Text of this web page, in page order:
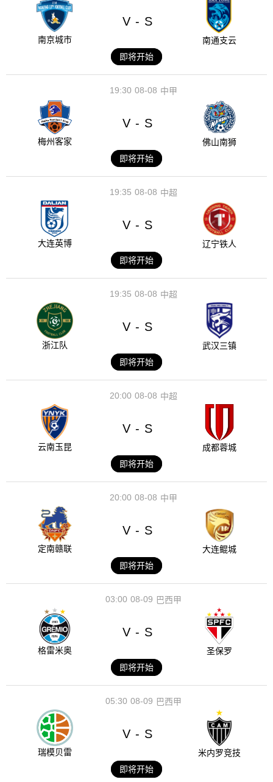
南京城市
V - S
南通支云
即将开始
08-08
19:30 中甲
梅州客家
V - S
佛山南狮
即将开始
08-08
19:35 中超
大连英博
V - S
辽宁铁人
即将开始
08-08
19:35 中超
浙江队
V - S
武汉三镇
即将开始
08-08
20:00 中超
云南玉昆
V - S
成都蓉城
即将开始
08-08
20:00 中甲
定南赣联
V - S
大连鲲城
即将开始
08-09
03:00 巴西甲
格雷米奥
V - S
圣保罗
即将开始
08-09
05:30 巴西甲
瑞模贝雷
V - S
米内罗竞技
即将开始